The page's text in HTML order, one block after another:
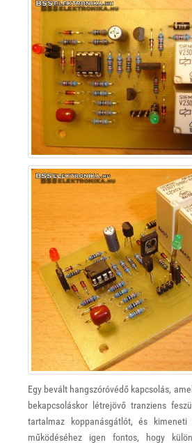
Egy bevált hangszóróvédő kapcsolás,
bekapcsoláskor létrejövő tranziens
tartalmaz koppanásgátlót, és
működéséhez igen fontos, hogy